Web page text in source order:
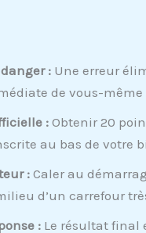
: Une erreur
de vous-même
: Obtenir 20
au bas de votre
: Caler au
d’un carrefour
: Le résultat final